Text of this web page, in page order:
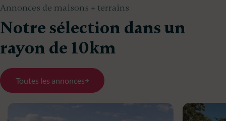
Annonces de maisons + terrains
Notre sélection dans un
rayon de 10km
Toutes les annonces